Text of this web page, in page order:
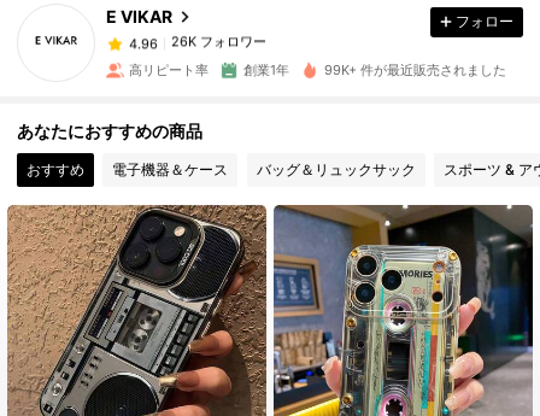
E VIKAR
a***8 は1日前 に購入しました
4.96 26K フォロワー
4.96 26K フォロワー
4.96 26K フォロワー
4.96 26K フォロワー
フォロー
高リピート率 創業1年 99K+ 件が最近販売されました
あなたにおすすめの商品
おすすめ 電子機器＆ケース バッグ＆リュックサック スポーツ & ア